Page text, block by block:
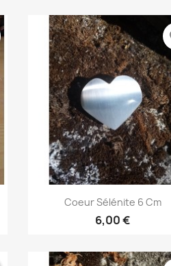
Aperçu rapide
Coeur Sélénite 6 Cm
6,00 €